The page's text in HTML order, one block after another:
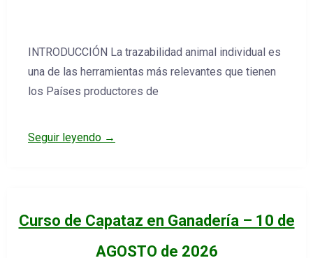
INTRODUCCIÓN La trazabilidad animal individual es
una de las herramientas más relevantes que tienen
los Países productores de
Seguir leyendo →
Curso de Capataz en Ganadería – 10 de
AGOSTO de 2026